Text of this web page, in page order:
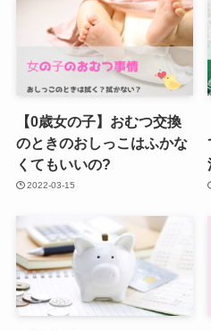
【0歳女の子】おむつ交換
のときのおしっこはふかな
くてもいいの?
2022-03-15